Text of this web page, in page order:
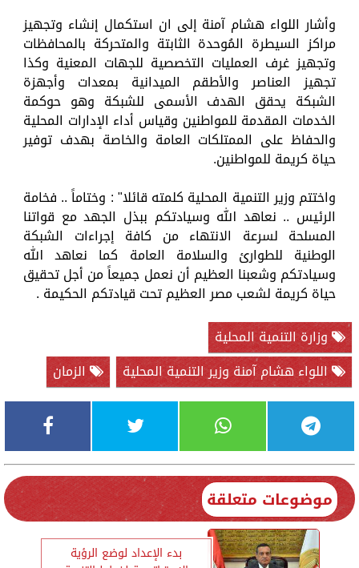
وأشار اللواء هشام آمنة إلى ان استكمال إنشاء وتجهيز
مراكز السيطرة المُوحدة الثابتة والمتحركة بالمحافظات
وتجهيز غرف العمليات التخصصية للجهات المعنية وكذا
تجهيز العناصر والأطقم الميدانية بمعدات وأجهزة
الشبكة يحقق الهدف الأسمى للشبكة وهو حوكمة
الخدمات المقدمة للمواطنين وقياس أداء الإدارات المحلية
والحفاظ على الممتلكات العامة والخاصة بهدف توفير
حياة كريمة للمواطنين.
واختتم وزير التنمية المحلية كلمته قائلا" : وختاماً .. فخامة
الرئيس .. نعاهد الله وسيادتكم ببذل الجهد مع قواتنا
المسلحة لسرعة الانتهاء من كافة إجراءات الشبكة
الوطنية للطوارئ والسلامة العامة كما نعاهد الله
وسيادتكم وشعبنا العظيم أن نعمل جميعاً من أجل تحقيق
حياة كريمة لشعب مصر العظيم تحت قيادتكم الحكيمة .
وزارة التنمية المحلية
اللواء هشام آمنة وزير التنمية المحلية
الزمان
موضوعات متعلقة
بدء الإعداد لوضع الرؤية